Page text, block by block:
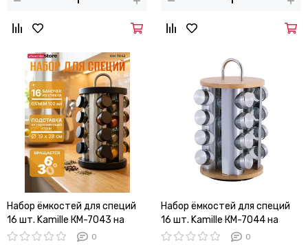
Набор ёмкостей для специй
16 шт. Kamille КМ-7043 на
круглой подставке0
Набор ёмкостей для специй
16 шт. Kamille КМ-7044 на
круглой подставке0